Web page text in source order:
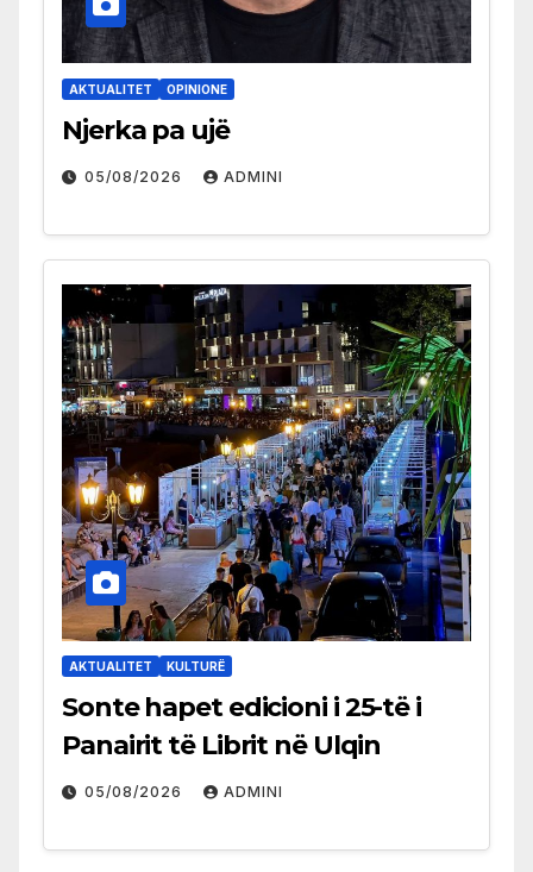
AKTUALITET OPINIONE
Njerka pa ujë
05/08/2026 ADMINI
AKTUALITET KULTURË
Sonte hapet edicioni i 25-të i
Panairit të Librit në Ulqin
05/08/2026 ADMINI